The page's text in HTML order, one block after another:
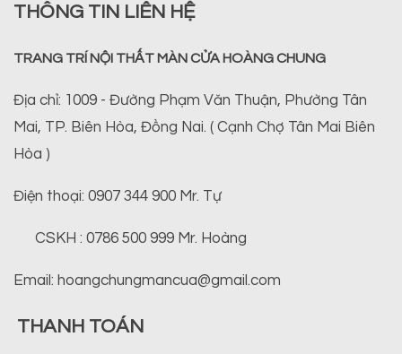
THÔNG TIN LIÊN HỆ
TRANG TRÍ NỘI THẤT MÀN CỬA HOÀNG CHUNG
Địa chỉ: 1009 - Đường Phạm Văn Thuận, Phường Tân
Mai, TP. Biên Hòa, Đồng Nai. ( Cạnh Chợ Tân Mai Biên
Hòa )
Điện thoại: 0907 344 900 Mr. Tự
CSKH : 0786 500 999 Mr. Hoàng
Email: hoangchungmancua@gmail.com
THANH TOÁN